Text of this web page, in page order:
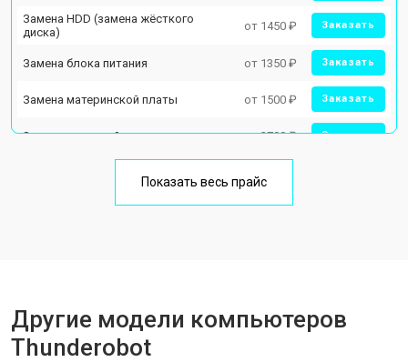
Замена HDD (замена жёсткого
диска)
от 1450 ₽ Заказать
Замена блока питания от 1350 ₽ Заказать
Замена материнской платы от 1500 ₽ Заказать
Замена звуковой платы от 2700 ₽ Заказать
Показать весь прайс
Другие модели компьютеров
Thunderobot